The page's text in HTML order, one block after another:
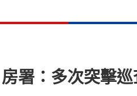
署：多次突擊